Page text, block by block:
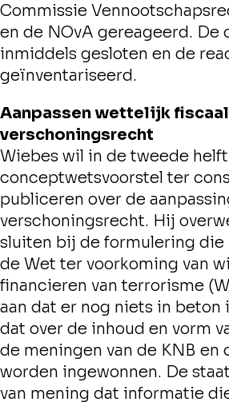
Commissie
en de NOvA gereageerd. De
inmiddels gesloten en de
geïnventariseerd.
Aanpassen wettelijk fiscaal
verschoningsrecht
Wiebes wil in de tweede
conceptwetsvoorstel ter
publiceren over de
verschoningsrecht. Hij
sluiten bij de formulering die
de Wet ter voorkoming van
financieren van terrorisme
aan dat er nog niets in beton
dat over de inhoud en vorm
de meningen van de KNB en
worden ingewonnen. De
van mening dat informatie